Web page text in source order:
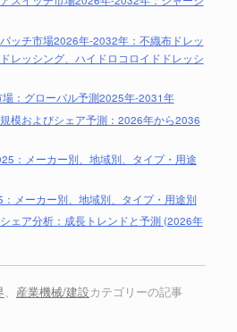
ッチ市場2026年-2032年：不織布ドレッ
レッシング、ハイドロコロイドドレッシ
：グローバル予測2025年-2031年
模およびシェア予測：2026年から2036
：メーカー別、地域別、タイプ・用途
メーカー別、地域別、タイプ・用途別
ェア分析：成長トレンドと予測 (2026年
、 産業機械/建設カテゴリーの記事